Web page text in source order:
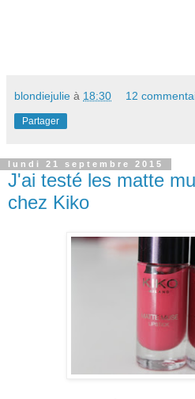
blondiejulie à 18:30 12
Partager
lundi 21 septembre 2015
J'ai testé les matte
chez Kiko